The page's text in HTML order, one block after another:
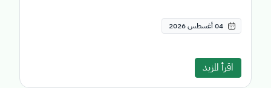
04 أغسطس 2026
اقرأ المزيد